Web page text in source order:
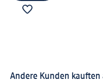
Andere Kunden kauften